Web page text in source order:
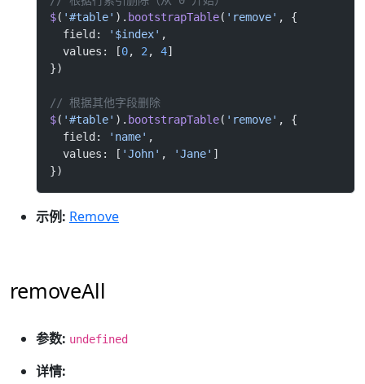
$( '#table' ). bootstrapTable( 'remove' , {
  field:
'$index' ,
  values: [
0, 2 , 4]
})
// 根据其他字段删除
$( '#table' ). bootstrapTable( 'remove' , {
  field:
'name' ,
  values: [
'John' , 'Jane' ]
})
示例: Remove
removeAll
参数: undefined
详情: